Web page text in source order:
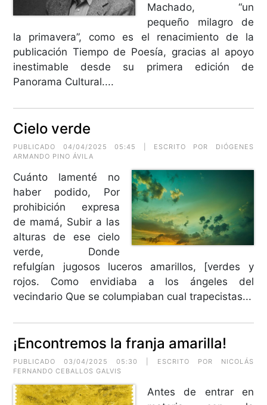
Machado, “un
pequeño milagro de
la primavera”, como es el renacimiento de la
publicación Tiempo de Poesía, gracias al apoyo
inestimable desde su primera edición de
Panorama Cultural....
Cielo verde
PUBLICADO 04/04/2025 05:45 | ESCRITO POR
DIÓGENES
ARMANDO PINO ÁVILA
Cuánto lamenté no
haber podido, Por
prohibición expresa
de mamá, Subir a las
alturas de ese cielo
verde, Donde
refulgían jugosos luceros amarillos, [verdes y
rojos. Como envidiaba a los ángeles del
vecindario Que se columpiaban cual trapecistas...
¡Encontremos la franja amarilla!
PUBLICADO 03/04/2025 05:30 | ESCRITO POR
NICOLÁS
FERNANDO CEBALLOS GALVIS
Antes de entrar en